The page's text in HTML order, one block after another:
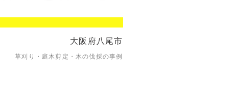
大阪府八尾市
草刈り・庭木剪定・木の伐採の事例